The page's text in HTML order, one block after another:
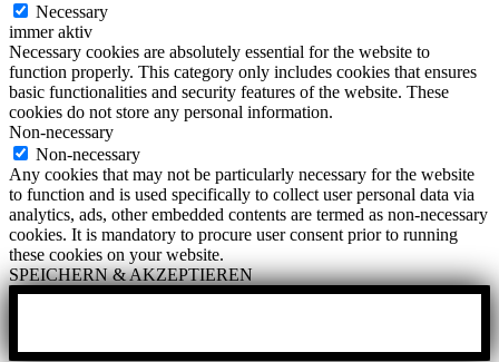
Necessary
immer aktiv
Necessary cookies are absolutely essential for the website to
function properly. This category only includes cookies that ensures
basic functionalities and security features of the website. These
cookies do not store any personal information.
Non-necessary
Non-necessary
Any cookies that may not be particularly necessary for the website
to function and is used specifically to collect user personal data via
analytics, ads, other embedded contents are termed as non-necessary
cookies. It is mandatory to procure user consent prior to running
these cookies on your website.
SPEICHERN & AKZEPTIEREN